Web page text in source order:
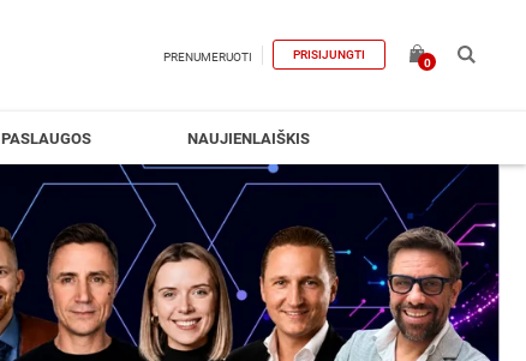
PRENUMERUOTI PRISIJUNGTI
0
PASLAUGOS NAUJIENLAIŠKIS